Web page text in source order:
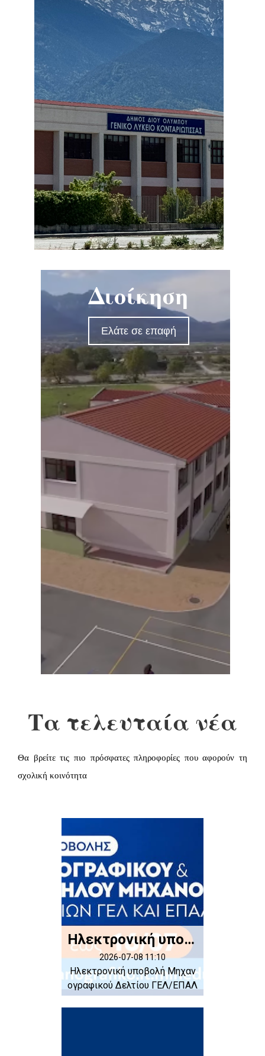
Διοίκηση
Ελάτε σε επαφή
Τα τελευταία νέα
Θα βρείτε τις πιο πρόσφατες πληροφορίες που αφορούν τη
σχολική κοινότητα
Ηλεκτρονική υποβολή Μηχανογραφικού Δελτίου και βεβαίωση συμμετοχής στις πανελλαδικές 2026
2026-07-08 11:10
Ηλεκτρονική υποβολή Μηχαν
ογραφικού Δελτίου ΓΕΛ/ΕΠΑΛ
(Μ.Δ) 20...